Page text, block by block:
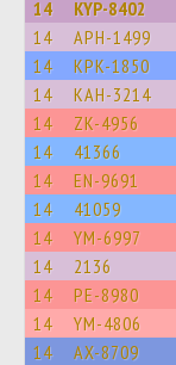
14 KYP-8402
14 APH-1499
14 KPK-1850
14 KAH-3214
14 ZK-4956
14 41366
14 EN-9691
14 41059
14 YM-6997
14 2136
14 PE-8980
14 YM-4806
14 AX-8709